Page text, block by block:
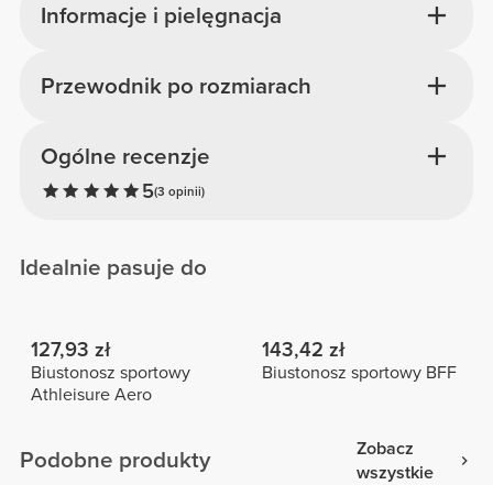
Informacje i pielęgnacja
Ogólne recenzje
5(3 opinii)
Przewodnik po rozmiarach
Idealnie pasuje do
127,93 zł
Biustonosz sportowy
Athleisure Aero
143,42 zł
Biustonosz sportowy BFF
Podobne produkty
Zobacz
wszystkie